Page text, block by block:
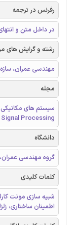
رفرنس در ترجمه
در داخل متن و
رشته و گرایش های
مهندسی عمران،
مجله
Signal Processing
دانشگاه
گروه مهندسی عمران،
کلمات کلیدی
شبیه سازی مونت
اطمینان ساختاری،